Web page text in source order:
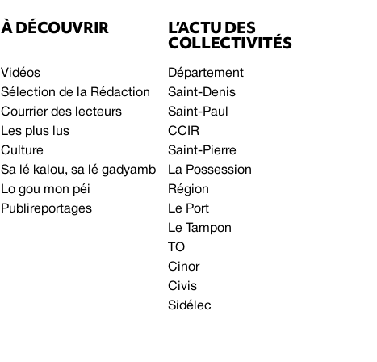
À DÉCOUVRIR
Vidéos
Sélection de la Rédaction
Courrier des lecteurs
Les plus lus
Culture
Sa lé kalou, sa lé gadyamb
Lo gou mon péi
Publireportages
L’ACTU DES
COLLECTIVITÉS
Département
Saint-Denis
Saint-Paul
CCIR
Saint-Pierre
La Possession
Région
Le Port
Le Tampon
TO
Cinor
Civis
Sidélec